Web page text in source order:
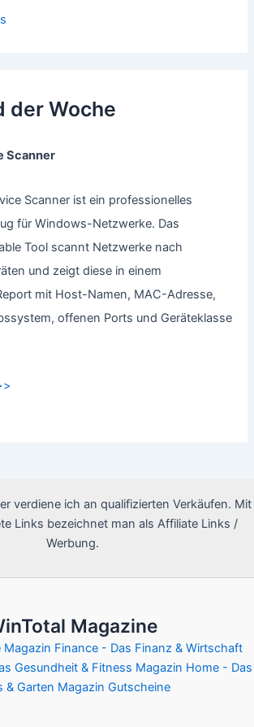
der Woche
Scanner
Scanner ist ein professionelles
für Windows-Netzwerke. Das
Tool scannt Netzwerke nach
und zeigt diese in einem
mit Host-Namen, MAC-Adresse,
offenen Ports und Geräteklasse
verdiene ich an qualifizierten Verkäufen. Mit
Links bezeichnet man als Affiliate Links /
Werbung.
Magazine
Magazin Finance - Das Finanz & Wirtschaft
Gesundheit & Fitness Magazin Home - Das
& Garten Magazin Gutscheine